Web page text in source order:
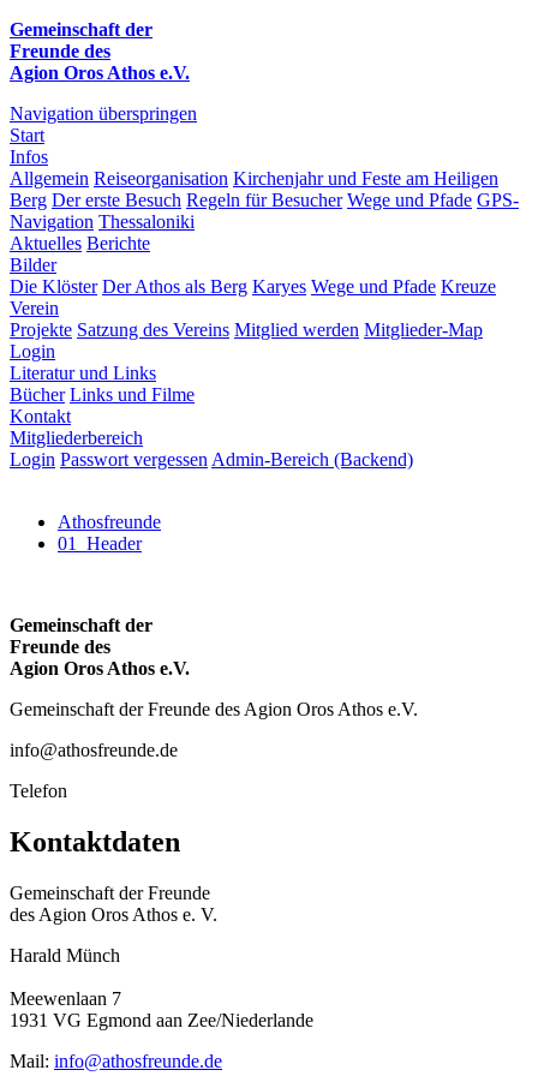
Gemeinschaft der
Freunde des
Agion Oros Athos e.V.
Navigation überspringen
Start
Infos
Allgemein Reiseorganisation Kirchenjahr und Feste am Heiligen
Berg Der erste Besuch Regeln für Besucher Wege und Pfade GPS-
Navigation Thessaloniki
Aktuelles Berichte
Bilder
Die Klöster Der Athos als Berg Karyes Wege und Pfade Kreuze
Verein
Projekte Satzung des Vereins Mitglied werden Mitglieder-Map
Login
Literatur und Links
Bücher Links und Filme
Kontakt
Mitgliederbereich
Login Passwort vergessen Admin-Bereich (Backend)
Athosfreunde
01_Header
Gemeinschaft der
Freunde des
Agion Oros Athos e.V.
Gemeinschaft der Freunde des Agion Oros Athos e.V.
info@athosfreunde.de
Telefon
Kontaktdaten
Gemeinschaft der Freunde
des Agion Oros Athos e. V.
Harald Münch
Meewenlaan 7
1931 VG Egmond aan Zee/Niederlande
Mail: info@athosfreunde.de